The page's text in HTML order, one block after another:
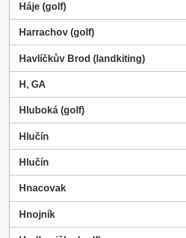
Háje (golf)
Harrachov (golf)
Havlíčkův Brod (landkiting)
H, GA
Hluboká (golf)
Hlučín
Hlučín
Hnacovak
Hnojník